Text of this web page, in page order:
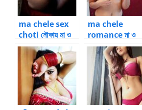
ma chele sex
choti নৌকায় মা ও
ছেলের ভালোবাসার
সংসার – 6 by চোদন
ma chele
romance মা ও
ছেলে চোদাচুদি – 2 |
Bangla choti
kahini